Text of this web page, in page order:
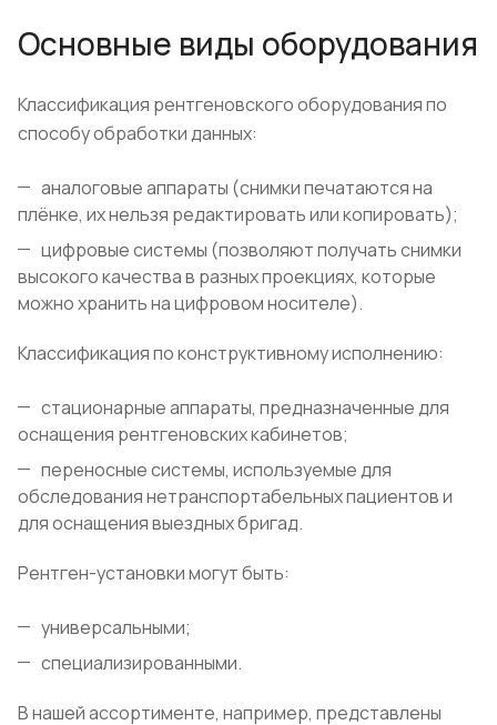
Основные виды оборудования
Классификация рентгеновского оборудования по
способу обработки данных:
аналоговые аппараты (снимки печатаются на
плёнке, их нельзя редактировать или копировать);
цифровые системы (позволяют получать снимки
высокого качества в разных проекциях, которые
можно хранить на цифровом носителе).
Классификация по конструктивному исполнению:
стационарные аппараты, предназначенные для
оснащения рентгеновских кабинетов;
переносные системы, используемые для
обследования нетранспортабельных пациентов и
для оснащения выездных бригад.
Рентген-установки могут быть:
универсальными;
специализированными.
В нашей ассортименте, например, представлены